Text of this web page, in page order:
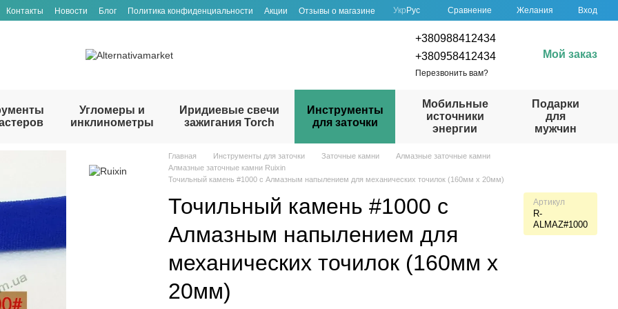
Контакты Новости Блог Политика конфиденциальности Акции
Отзывы о магазине
Укр Рус Сравнение Желания Вход
+380988412434
+380958412434
Перезвонить вам?
Мой заказ
Угломеры и
инклинометры
Иридиевые свечи
зажигания Torch
Инструменты
для заточки
Мобильные
источники
энергии
Подарки
для
мужчин
Главная Инструменты для заточки Заточные камни
Алмазные заточные камни
Алмазные заточные камни Ruixin
Точильный камень #1000 с Алмазным напылением для механических точилок (160мм х 20мм)
Точильный камень #1000 с
Алмазным напылением для
механических точилок (160мм х
20мм)
Артикул
R-
ALMAZ#1000